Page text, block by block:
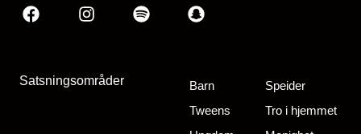
FacebookInstagramSpotifySnapchat
Satsningsområder
Barn
Tweens
Speider
Tro i hjemmet